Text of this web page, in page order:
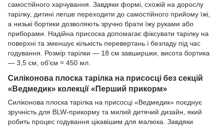
самостійного харчування. Завдяки формі, схожій на дорослу
тарілку, дитині легше переходити до самостійного прийому їжі,
а низькі бортики дозволяють зручно брати їжу руками або
приборами. Надійна присоска допомагає фіксувати тарілку на
поверхні та зменшує кількість перевертань і безладу під час
годування. Розмір тарілки — 18 см завширшки, висота бортика
— 3,5 см, об’єм ≈ 450 мл.
Силіконова плоска тарілка на присосці без секцій
«Ведмедик» колекції «Перший прикорм»
Силіконова плоска тарілка на присосці «Ведмедик» поєднує
зручність для BLW-прикорму та милий дитячий дизайн, який
робить процес годування цікавішим для малюка. Завдяки